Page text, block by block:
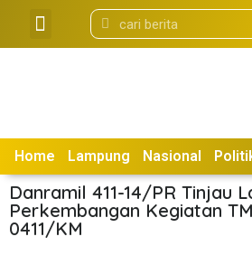
Home Lampung Nasional
Danramil 411-14/PR Tinjau
Perkembangan Kegiatan
0411/KM